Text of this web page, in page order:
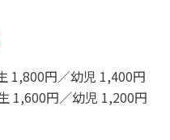
1,800円／幼児​ 1,400円
1,600円／幼児 1,200円